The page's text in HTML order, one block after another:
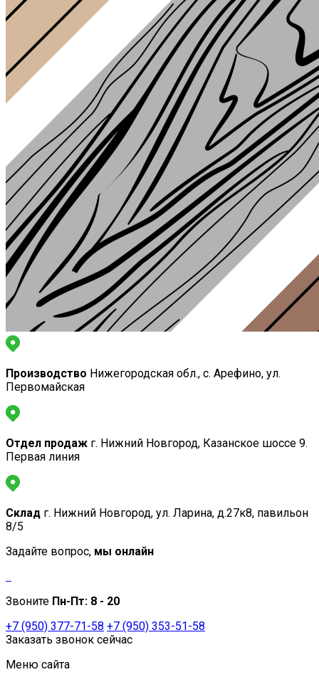
Производство Нижегородская обл., с. Арефино, ул.
Первомайская
Отдел продаж г. Нижний Новгород, Казанское шоссе 9.
Первая линия
Склад г. Нижний Новгород, ул. Ларина, д.27к8, павильон
8/5
Задайте вопрос, мы онлайн
Звоните Пн-Пт: 8 - 20
+7 (950) 377-71-58 +7 (950) 353-51-58
Заказать звонок сейчас
Меню сайта